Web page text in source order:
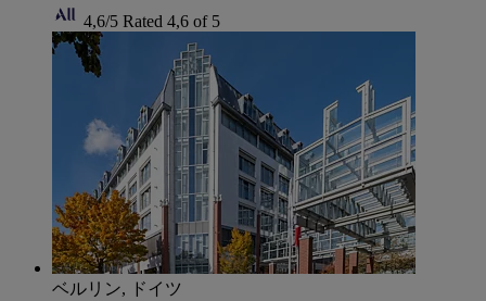
4,6/5 Rated 4,6 of 5
ベルリン, ドイツ